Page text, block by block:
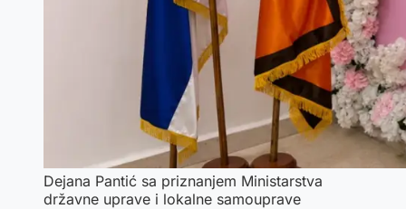
Dejana Pantić sa priznanjem Ministarstva
državne uprave i lokalne samouprave